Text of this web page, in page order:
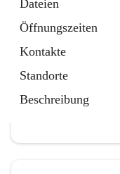
Dateien
Öffnungszeiten
Kontakte
Standorte
Beschreibung